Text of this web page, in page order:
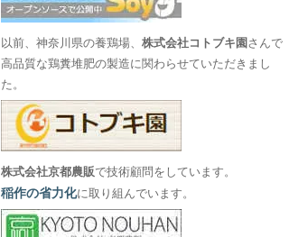
以前、神奈川県の養鶏場、株式会社コトブキ園 さんで
高品質な鶏糞堆肥の製造に関わらせていただきまし
た。
株式会社京都農販で技術顧問をしています。
稲作の省力化に取り組んでいます。